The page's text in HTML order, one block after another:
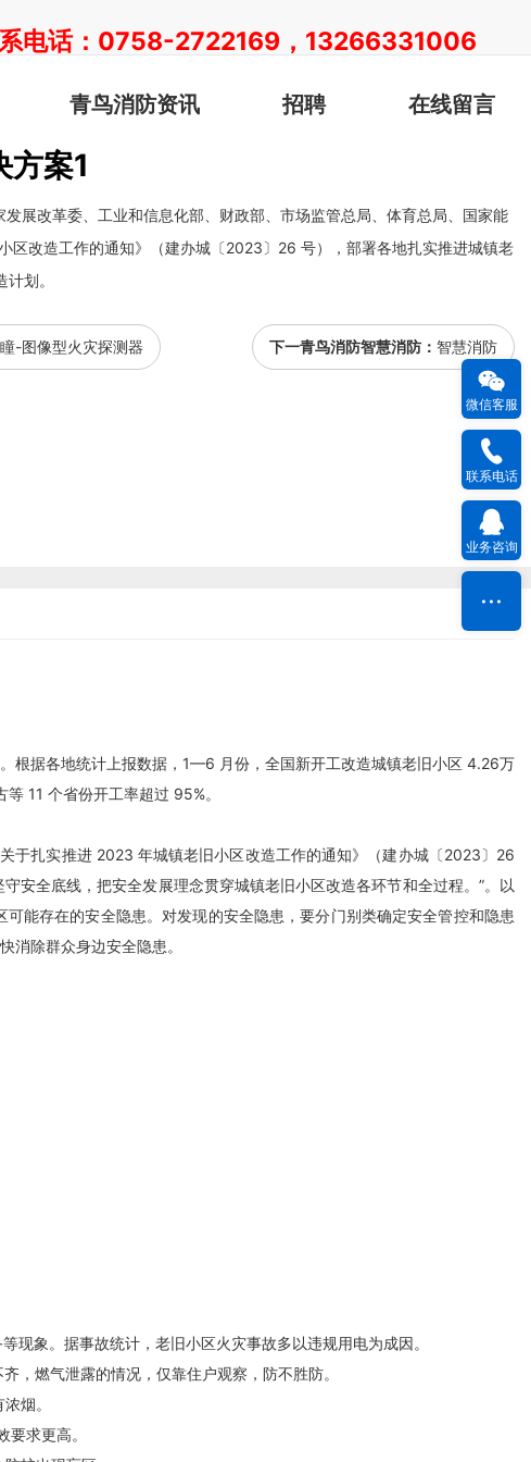
青鸟消防资讯 招聘 在线留言
电话：0758-2722169，13266331006
方案1
展改革委、工业和信息化部、财政部、市场监管总局、体育总局、国家能
区改造工作的通知》（建办城〔2023〕26 号），部署各地扎实推进城镇老
划。
-图像型火灾探测器 下一青鸟消防智慧消防： 智慧消防
据各地统计上报数据，1—6 月份，全国新开工改造城镇老旧小区 4.26万
11 个省份开工率超过 95%。
扎实推进 2023 年城镇老旧小区改造工作的通知》（建办城〔2023〕26
安全底线，把安全发展理念贯穿城镇老旧小区改造各环节和全过程。”。以
能存在的安全隐患。对发现的安全隐患，要分门别类确定安全管控和隐患
消除群众身边安全隐患。
象。据事故统计，老旧小区火灾事故多以违规用电为成因。
燃气泄露的情况，仅靠住户观察，防不胜防。
烟。
求更高。
微信客服
联系电话
业务咨询